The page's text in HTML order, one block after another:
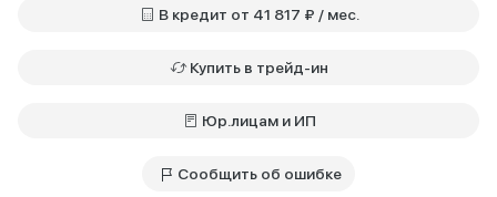
В кредит от 41 817 ₽ / мес.
Купить в трейд-ин
Юр.лицам и ИП
Сообщить об ошибке